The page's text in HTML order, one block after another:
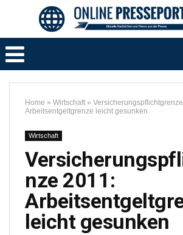
Home » Wirtschaft »
Arbeitsentgeltgrenze leicht gesunken
Wirtschaft
nze 2011:
leicht gesunken